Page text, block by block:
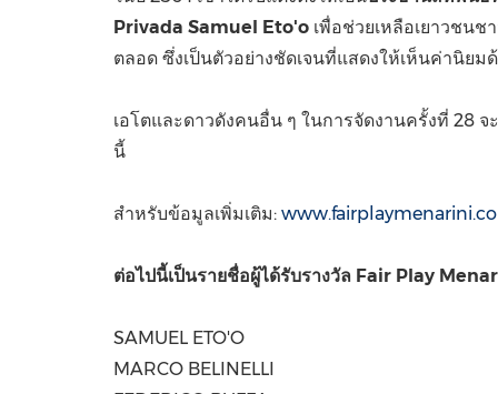
Privada Samuel Eto'o เพื่อช่วยเหลือเยาวชน
ตลอด ซึ่งเป็นตัวอย่างชัดเจนที่แสดงให้เห็นค่านิย
เอโตและดาวดังคนอื่น ๆ ในการจัดงานครั้งที่ 28 จ
นี้
สำหรับข้อมูลเพิ่มเติม:
ต่อไปนี้เป็นรายชื่อผู้ได้รับรางวัล Fair Play
SAMUEL ETO'O
MARCO BELINELLI